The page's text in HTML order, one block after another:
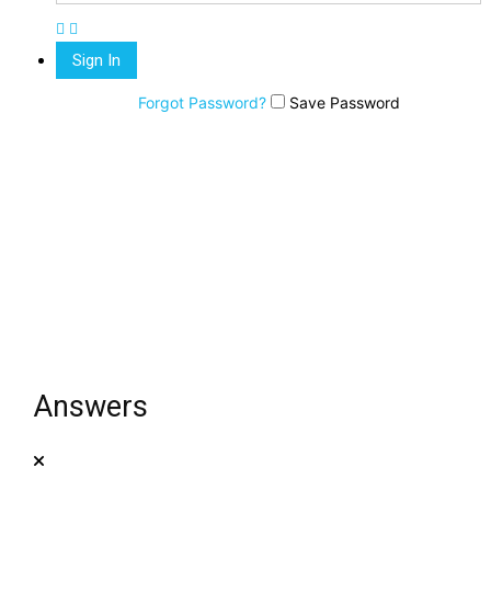
Forgot Password? Save Password
Answers